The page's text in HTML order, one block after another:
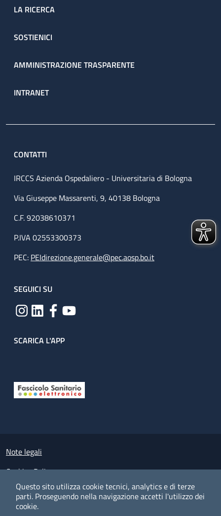
Questo sito utilizza cookie tecnici, analytics e di terze
parti. Proseguendo nella navigazione accetti l'utilizzo dei
cookie.
LA RICERCA
SOSTIENICI
AMMINISTRAZIONE TRASPARENTE
INTRANET
CONTATTI
IRCCS Azienda Ospedaliero - Universitaria di Bologna
Via Giuseppe Massarenti, 9, 40138 Bologna
C.F. 92038610371
P.IVA 02553300373
PEC: PEIdirezione.generale@pec.aosp.bo.it
SEGUICI SU
SCARICA L'APP
Small prints
Note legali
Cookies Policy
Policy privacy e protezione del dato personale
Albo pretorio on-line